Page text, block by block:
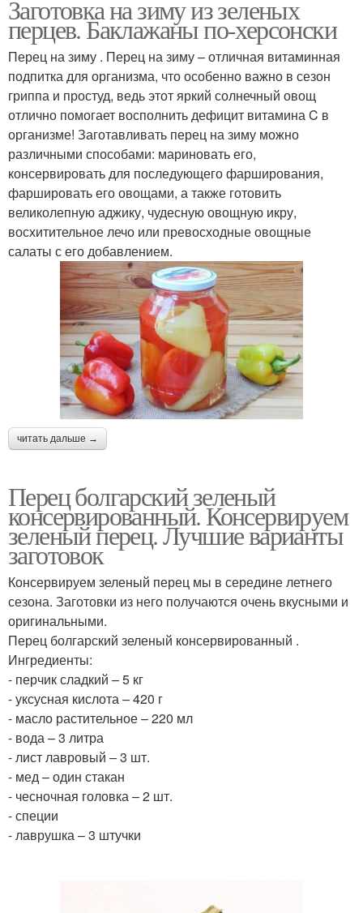
Заготовка на зиму из зеленых
перцев. Баклажаны по-херсонски
Перец на зиму . Перец на зиму – отличная витаминная
подпитка для организма, что особенно важно в сезон
гриппа и простуд, ведь этот яркий солнечный овощ
отлично помогает восполнить дефицит витамина C в
организме! Заготавливать перец на зиму можно
различными способами: мариновать его,
консервировать для последующего фарширования,
фаршировать его овощами, а также готовить
великолепную аджику, чудесную овощную икру,
восхитительное лечо или превосходные овощные
салаты с его добавлением.
читать дальше →
Перец болгарский зеленый
консервированный. Консервируем
зеленый перец. Лучшие варианты
заготовок
Консервируем зеленый перец мы в середине летнего
сезона. Заготовки из него получаются очень вкусными и
оригинальными.
Перец болгарский зеленый консервированный .
Ингредиенты:
- перчик сладкий – 5 кг
- уксусная кислота – 420 г
- масло растительное – 220 мл
- вода – 3 литра
- лист лавровый – 3 шт.
- мед – один стакан
- чесночная головка – 2 шт.
- специи
- лаврушка – 3 штучки